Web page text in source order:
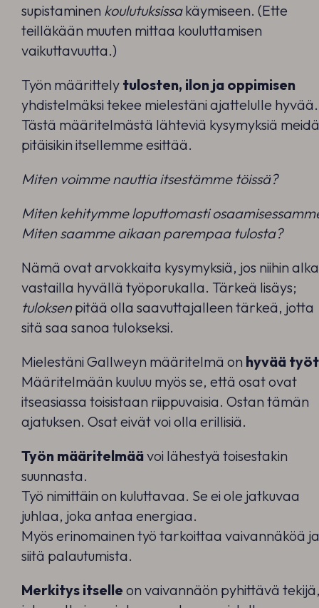
supistaminen koulutuksissakäymiseen. (Ette
teilläkään muuten mittaa kouluttamisen
vaikuttavuutta.)
Työn määrittely tulosten, ilon ja oppimisen
yhdistelmäksi tekee mielestäni ajattelulle hyvää.
Tästä määritelmästä lähteviä kysymyksiä
pitäisikin itsellemme esittää.
Miten voimme nauttia itsestämme töissä?
Miten kehitymme loputtomasti
Miten saamme aikaan parempaa tulosta?
Nämä ovat arvokkaita kysymyksiä, jos niihin
vastailla hyvällä työporukalla. Tärkeä lisäys;
tuloksenpitää olla saavuttajalleen tärkeä, jotta
sitä saa sanoa tulokseksi.
Mielestäni Gallweyn määritelmä on hyvää
Määritelmään kuuluu myös se, että osat ovat
itseasiassa toisistaan riippuvaisia. Ostan tämän
ajatuksen. Osat eivät voi olla erillisiä.
Työn määritelmäävoi lähestyä toisestakin
suunnasta.
Työ nimittäin on kuluttavaa. Se ei ole jatkuvaa
juhlaa, joka antaa energiaa.
Myös erinomainen työ tarkoittaa vaivannäköä ja
siitä palautumista.
Merkitys itselle on vaivannäön pyhittävä